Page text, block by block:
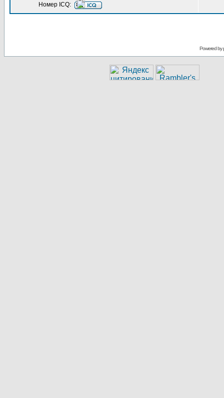
Номер ICQ:
Powered by